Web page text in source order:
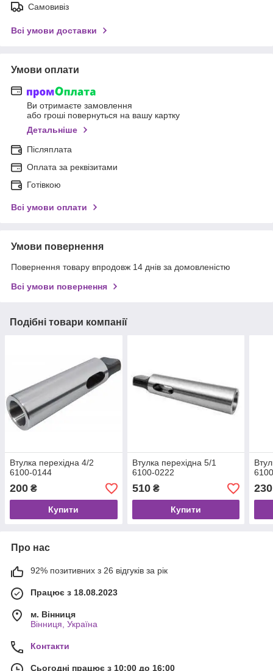
Самовивіз
Всі умови доставки
Умови оплати
Ви отримаєте замовлення
або гроші повернуться на вашу картку
Детальніше
Післяплата
Оплата за реквізитами
Готівкою
Всі умови оплати
Умови повернення
Повернення товару впродовж 14 днів за домовленістю
Всі умови повернення
Подібні товари компанії
Втулка перехідна 4/2
6100-0144
200 ₴
Купити
Втулка перехідна 5/1
6100-0222
510₴
Купити
230
Про нас
92% позитивних з 26 відгуків за рік
Працює з 18.08.2023
м. Вінниця
Вінниця, Україна
Контакти
Сьогодні працює з 10:00 до 16:00